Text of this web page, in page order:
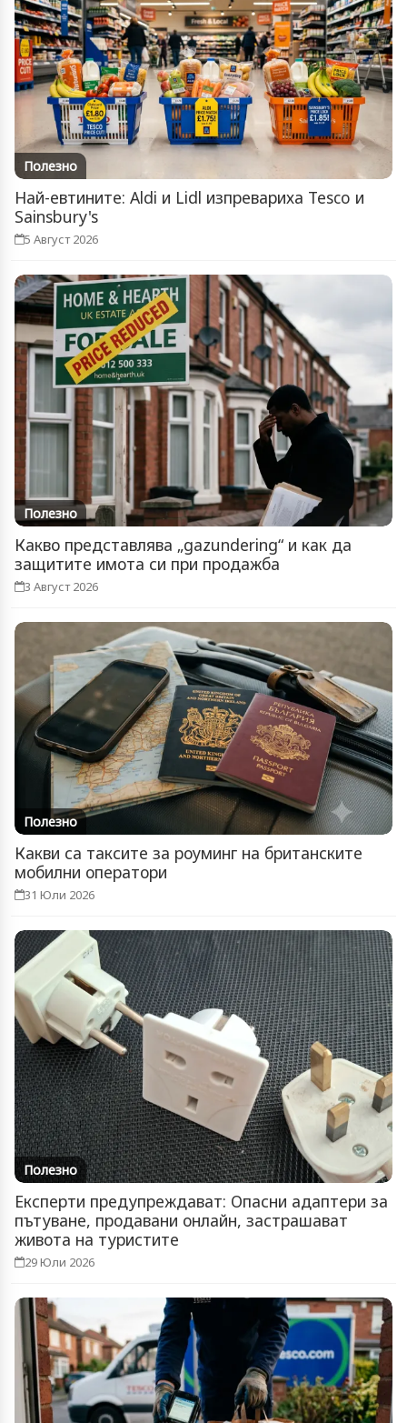
Полезно
Най-евтините: Aldi и Lidl изпревариха Tesco и
Sainsbury's
5 Август 2026
Полезно
Какво представлява „gazundering“ и как да
защитите имота си при продажба
3 Август 2026
Полезно
Какви са таксите за роуминг на британските
мобилни оператори
31 Юли 2026
Полезно
Експерти предупреждават: Опасни адаптери за
пътуване, продавани онлайн, застрашават
живота на туристите
29 Юли 2026